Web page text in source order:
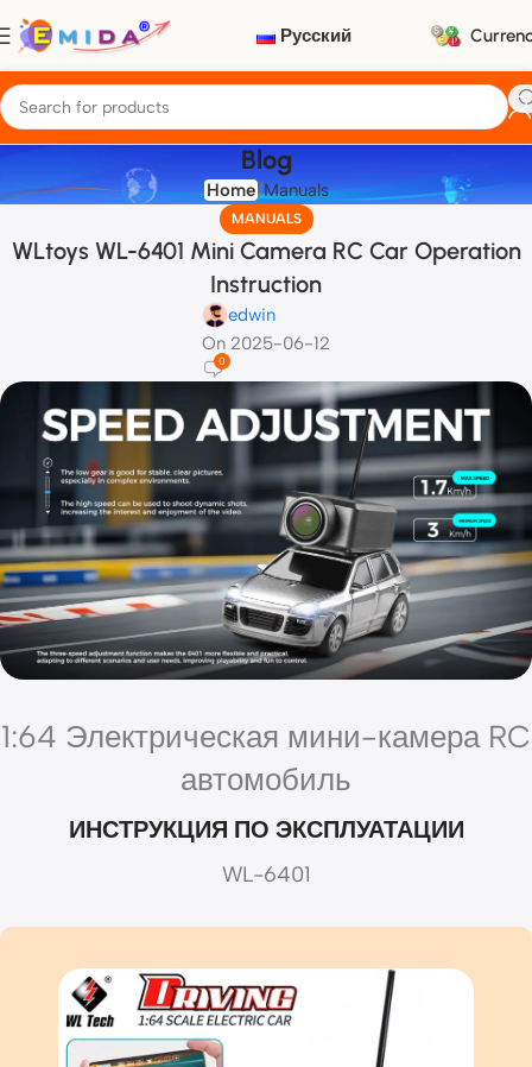
Русский
Blog
Home Manuals
MANUALS
WLtoys WL-6401 Mini Camera RC Car Operation
Instruction
edwin
On 2025-06-12
0
1:64 Электрическая мини-камера RC
автомобиль
ИНСТРУКЦИЯ ПО ЭКСПЛУАТАЦИИ
WL-6401